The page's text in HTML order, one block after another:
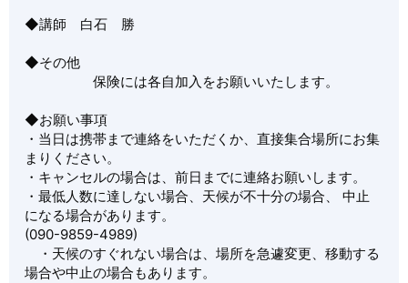
◆講師 白石 勝
◆その他
保険には各自加入をお願いいたします。
◆お願い事項
・当日は携帯まで連絡をいただくか、直接集合場所にお集
まりください。
・キャンセルの場合は、前日までに連絡お願いします。
・最低人数に達しない場合、天候が不十分の場合、 中止
になる場合があります。
(090-9859-4989)
・天候のすぐれない場合は、場所を急遽変更、移動する
場合や中止の場合もあります。